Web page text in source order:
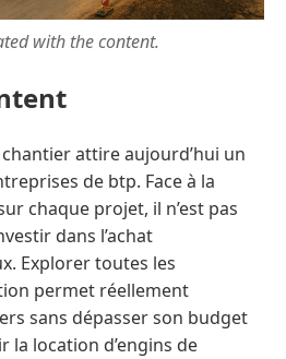
with the content.
attire aujourd’hui un
de btp. Face à la
chaque projet, il n’est pas
dans l’achat
Explorer toutes les
permet réellement
sans dépasser son budget
la location d’engins de